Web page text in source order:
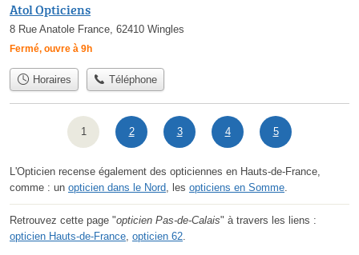
Atol Opticiens
8 Rue Anatole France, 62410 Wingles
Fermé, ouvre à 9h
Horaires Téléphone
1 2 3 4 5
L'Opticien recense également des opticiennes en Hauts-de-France,
comme : un opticien dans le Nord , les opticiens en Somme
Retrouvez cette page "opticien Pas-de-Calais" à travers les liens :
opticien Hauts-de-France opticien 62